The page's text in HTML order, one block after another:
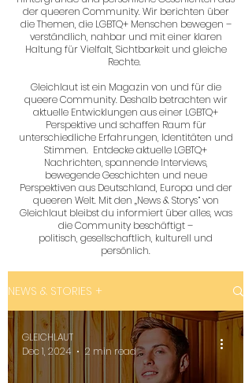
der queeren Community. Wir berichten über
die Themen, die LGBTQ+ Menschen bewegen –
verständlich, nahbar und mit einer klaren
Haltung für Vielfalt, Sichtbarkeit und gleiche
Rechte.
Gleichlaut ist ein Magazin von und für die
queere Community. Deshalb betrachten wir
aktuelle Entwicklungen aus einer LGBTQ+
Perspektive und schaffen Raum für
unterschiedliche Erfahrungen, Identitäten und
Stimmen. Entdecke aktuelle LGBTQ+
Nachrichten, spannende Interviews,
bewegende Geschichten und neue
Perspektiven aus Deutschland, Europa und der
queeren Welt. Mit den „News & Storys“ von
Gleichlaut bleibst du informiert über alles, was
die Community beschäftigt –
politisch, gesellschaftlich, kulturell und
persönlich.
NEWS & STORIES +
GLEICHLAUT
Dec 1, 2024
2 min read